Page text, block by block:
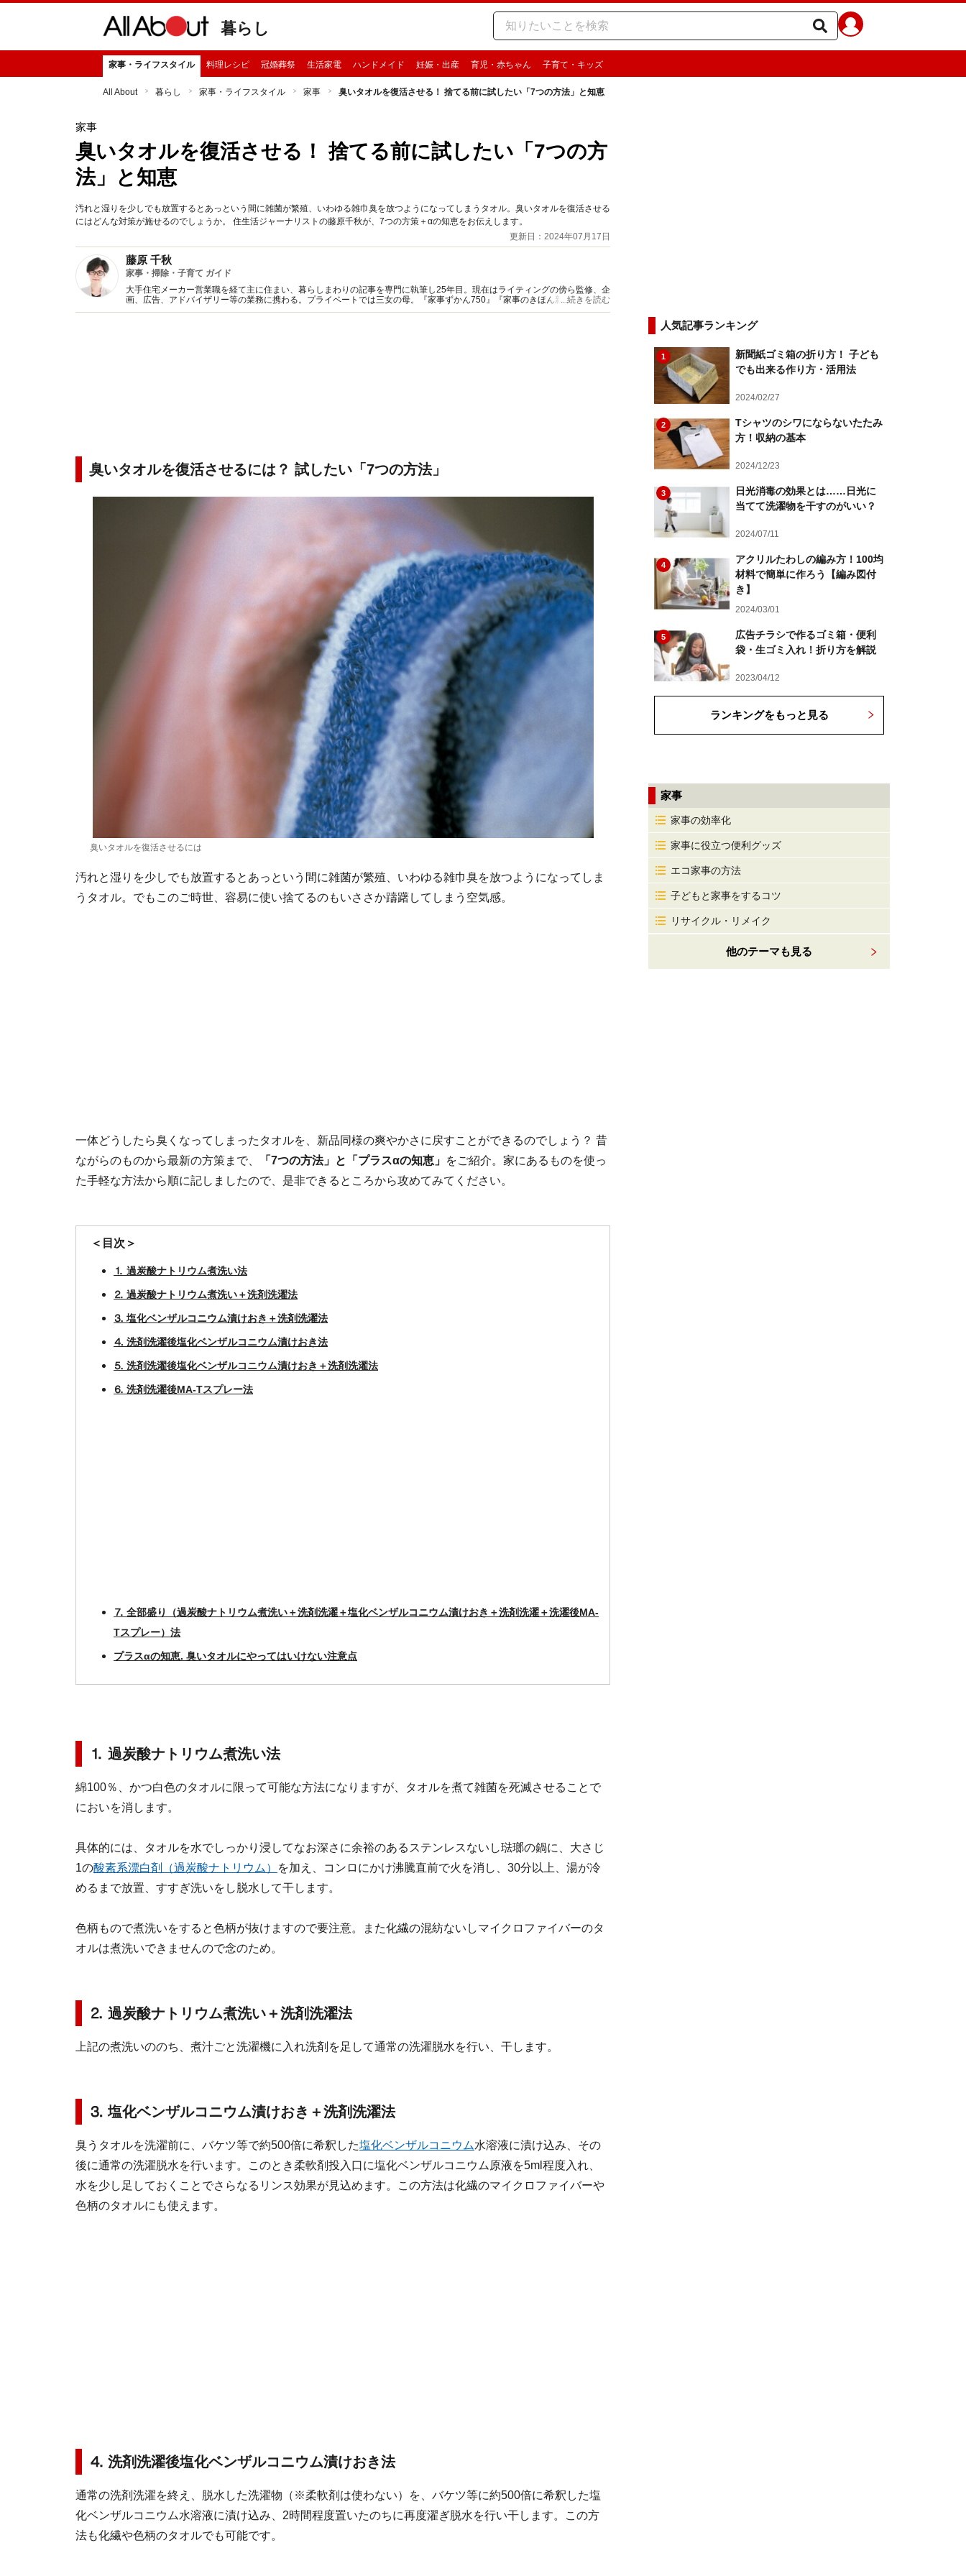
暮らし
家事・ライフスタイル 料理レシピ 冠婚葬祭 生活家電 ハンドメイド 妊娠・出産 育児・赤ちゃん 子育て・キッズ
All About 暮らし 家事・ライフスタイル 家事 臭いタオルを復活させる！ 捨てる前に試したい「7つの方法」と知恵
家事
臭いタオルを復活させる！ 捨てる前に試したい「7つの方
法」と知恵
汚れと湿りを少しでも放置するとあっという間に雑菌が繁殖、いわゆる雑巾臭を放つようになってしまうタオル。臭いタオルを復活させる
にはどんな対策が施せるのでしょうか。 住生活ジャーナリストの藤原千秋が、7つの方策＋αの知恵をお伝えします。
更新日：2024年07月17日
藤原 千秋
家事・掃除・子育て ガイド
大手住宅メーカー営業職を経て主に住まい、暮らしまわりの記事を専門に執筆し25年目。現在はライティングの傍ら監修、企
画、広告、アドバイザリー等の業務に携わる。プライベートでは三女の母。『家事ずかん750』『家事のきほん新事典』（共
に朝日新聞出版）など著監修書、マスコミ出演多数。
...続きを読む
臭いタオルを復活させるには？ 試したい「7つの方法」
臭いタオルを復活させるには
汚れと湿りを少しでも放置するとあっという間に雑菌が繁殖、いわゆる雑巾臭を放つようになってしま
うタオル。でもこのご時世、容易に使い捨てるのもいささか躊躇してしまう空気感。
一体どうしたら臭くなってしまったタオルを、新品同様の爽やかさに戻すことができるのでしょう？ 昔
ながらのものから最新の方策まで、
「7つの方法」と「プラスαの知恵」 をご紹介。家にあるものを使っ
た手軽な方法から順に記しましたので、是非できるところから攻めてみてください。
＜目次＞
⒈ 過炭酸ナトリウム煮洗い法
⒉ 過炭酸ナトリウム煮洗い＋洗剤洗濯法
⒊ 塩化ベンザルコニウム漬けおき＋洗剤洗濯法
⒋ 洗剤洗濯後塩化ベンザルコニウム漬けおき法
⒌ 洗剤洗濯後塩化ベンザルコニウム漬けおき＋洗剤洗濯法
⒍ 洗剤洗濯後MA-Tスプレー法
⒎ 全部盛り（過炭酸ナトリウム煮洗い＋洗剤洗濯＋塩化ベンザルコニウム漬けおき＋洗剤洗濯＋洗濯後MA-
Tスプレー）法
プラスαの知恵. 臭いタオルにやってはいけない注意点
⒈ 過炭酸ナトリウム煮洗い法
綿100％、かつ白色のタオルに限って可能な方法になりますが、タオルを煮て雑菌を死滅させることで
においを消します。
具体的には、タオルを水でしっかり浸してなお深さに余裕のあるステンレスないし琺瑯の鍋に、大さじ
1の酸素系漂白剤（過炭酸ナトリウム）
を加え、コンロにかけ沸騰直前で火を消し、30分以上、湯が冷
めるまで放置、すすぎ洗いをし脱水して干します。
色柄もので煮洗いをすると色柄が抜けますので要注意。また化繊の混紡ないしマイクロファイバーのタ
オルは煮洗いできませんので念のため。
⒉ 過炭酸ナトリウム煮洗い＋洗剤洗濯法
上記の煮洗いののち、煮汁ごと洗濯機に入れ洗剤を足して通常の洗濯脱水を行い、干します。
⒊ 塩化ベンザルコニウム漬けおき＋洗剤洗濯法
臭うタオルを洗濯前に、バケツ等で約500倍に希釈した塩化ベンザルコニウム水溶液に漬け込み、その
後に通常の洗濯脱水を行います。このとき柔軟剤投入口に塩化ベンザルコニウム原液を5ml程度入れ、
水を少し足しておくことでさらなるリンス効果が見込めます。この方法は化繊のマイクロファイバーや
色柄のタオルにも使えます。
⒋ 洗剤洗濯後塩化ベンザルコニウム漬けおき法
通常の洗剤洗濯を終え、脱水した洗濯物（※柔軟剤は使わない）を、バケツ等に約500倍に希釈した塩
化ベンザルコニウム水溶液に漬け込み、2時間程度置いたのちに再度濯ぎ脱水を行い干します。この方
法も化繊や色柄のタオルでも可能です。
人気記事ランキング
1
新聞紙ゴミ箱の折り方！ 子ども
でも出来る作り方・活用法
2024/02/27
2
Tシャツのシワにならないたたみ
方！収納の基本
2024/12/23
3
日光消毒の効果とは……日光に
当てて洗濯物を干すのがいい？
2024/07/11
4
アクリルたわしの編み方！100均
材料で簡単に作ろう【編み図付
き】
2024/03/01
5
広告チラシで作るゴミ箱・便利
袋・生ゴミ入れ！折り方を解説
2023/04/12
ランキングをもっと見る
家事
家事の効率化
家事に役立つ便利グッズ
エコ家事の方法
子どもと家事をするコツ
リサイクル・リメイク
他のテーマも見る